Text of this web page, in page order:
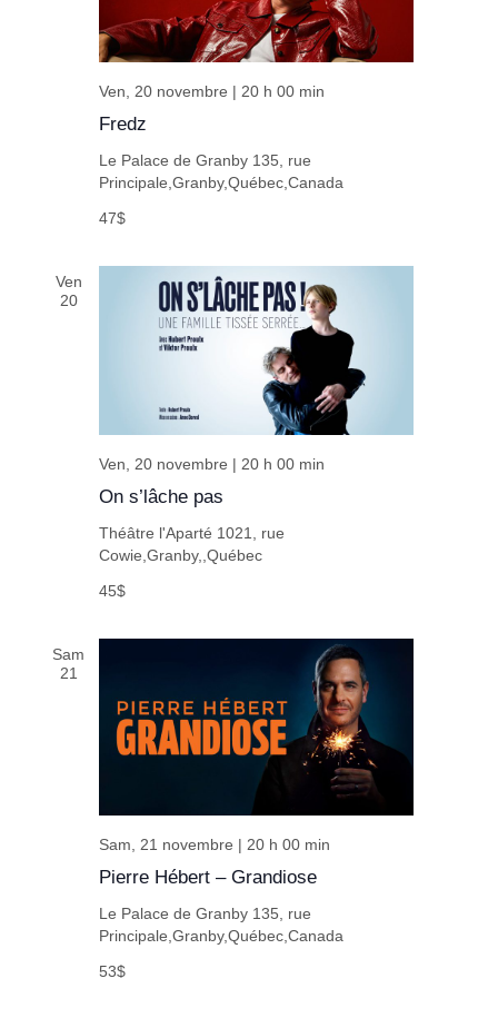
Fredz
Ven, 20 novembre | 20 h 00 min
Le Palace de Granby 135, rue
Principale,Granby,Québec,Canada
47$
Ven
20
On s’lâche pas
Ven, 20 novembre | 20 h 00 min
Théâtre l'Aparté 1021, rue
Cowie,Granby,,Québec
45$
Sam
21
Pierre Hébert – Grandiose
Sam, 21 novembre | 20 h 00 min
Le Palace de Granby 135, rue
Principale,Granby,Québec,Canada
53$